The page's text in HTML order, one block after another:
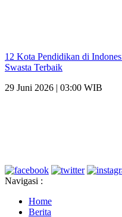
12 Kota Pendidikan di
Swasta Terbaik
29 Juni 2026 | 03:00 WIB
Navigasi :
Home
Berita